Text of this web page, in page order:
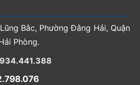
Bắc, Phường Đằng Hải, Quận
Phòng.